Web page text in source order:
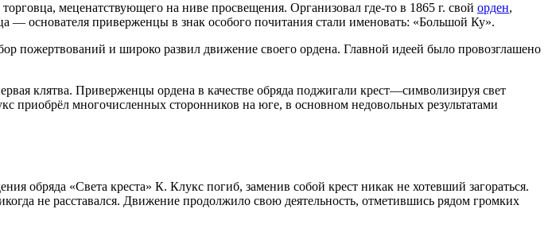
меценатствующего на ниве просвещения. Организовал где-то в 1865 г. свой орден,
— основателя приверженцы в знак особого почитания стали именовать: «Большой Ку».
пожертвований и широко развил движение своего ордена. Главной идеей было провозглашено
клятва. Приверженцы ордена в качестве обряда поджигали крест—символизируя свет
приобрёл многочисленных сторонников на юге, в основном недовольных результатами
обряда «Света креста» К. Клукс погиб, заменив собой крест никак не хотевший загораться.
не расставался. Движение продолжило свою деятельность, отметившись рядом громких